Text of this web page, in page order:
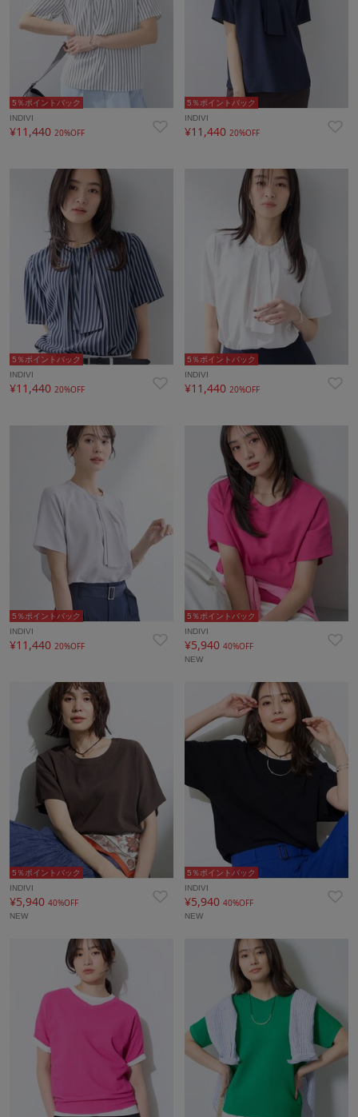
5％ポイントバック
INDIVI
¥11,440 20%OFF
5％ポイントバック
INDIVI
¥11,44020%OFF
5％ポイントバック
INDIVI
¥11,440 20%OFF
5％ポイントバック
INDIVI
¥11,44020%OFF
5％ポイントバック
INDIVI
¥11,440 20%OFF
5％ポイントバック
INDIVI
¥5,94040%OFF
NEW
5％ポイントバック
INDIVI
¥5,940 40%OFF
NEW
5％ポイントバック
INDIVI
¥5,94040%OFF
NEW